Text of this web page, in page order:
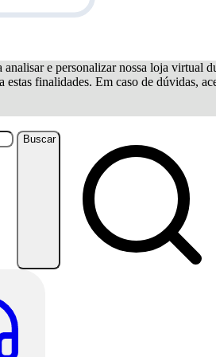
analisar e personalizar nossa loja virtual
estas finalidades. Em caso de dúvidas,
Buscar